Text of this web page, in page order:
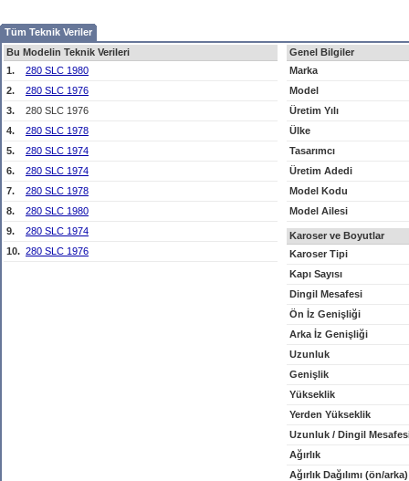
Tüm Teknik Veriler
Bu Modelin Teknik Verileri
1.
280 SLC 1980
2.
280 SLC 1976
3.
280 SLC 1976
4.
280 SLC 1978
5.
280 SLC 1974
6.
280 SLC 1974
7.
280 SLC 1978
8.
280 SLC 1980
9.
280 SLC 1974
10. 280 SLC 1976
Genel Bilgiler
Marka
Model
Üretim Yılı
Ülke
Tasarımcı
Üretim Adedi
Model Kodu
Model Ailesi
Karoser ve Boyutlar
Karoser Tipi
Kapı Sayısı
Dingil Mesafesi
Ön İz Genişliği
Arka İz Genişliği
Uzunluk
Genişlik
Yükseklik
Yerden Yükseklik
Uzunluk / Dingil
Ağırlık
Ağırlık Dağılımı (ön/arka)